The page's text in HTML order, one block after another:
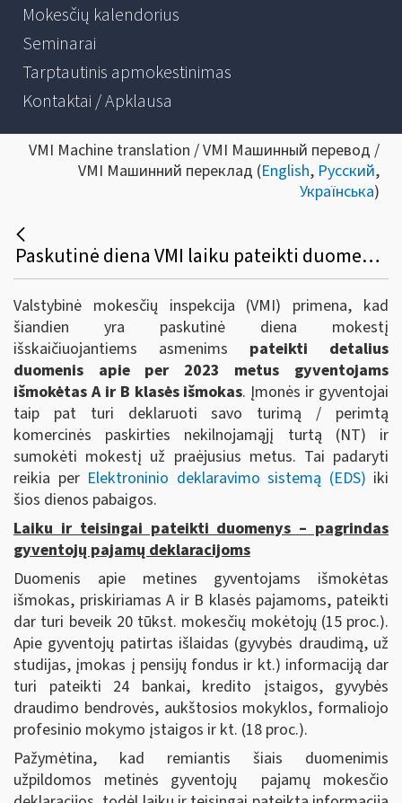
Mokesčių kalendorius
Seminarai
Tarptautinis apmokestinimas
Kontaktai / Apklausa
VMI Machine translation / VMI Машинный перевод /
VMI Машинний переклад (English, Русский,
Українська)
Paskutinė diena VMI laiku pateikti duomenis apie gyventojams išmokėtas išmokas bei sumokėti nekilnojamojo turto mokestį
Valstybinė mokesčių inspekcija (VMI) primena, kad
šiandien yra paskutinė diena mokestį
išskaičiuojantiems asmenims pateikti detalius
duomenis apie per 2023 metus gyventojams
išmokėtas A ir B klasės išmokas. Įmonės ir gyventojai
taip pat turi deklaruoti savo turimą / perimtą
komercinės paskirties nekilnojamąjį turtą (NT) ir
sumokėti mokestį už praėjusius metus. Tai padaryti
reikia per Elektroninio deklaravimo sistemą (EDS) iki
šios dienos pabaigos.
Laiku ir teisingai pateikti duomenys – pagrindas
gyventojų pajamų deklaracijoms
Duomenis apie metines gyventojams išmokėtas
išmokas, priskiriamas A ir B klasės pajamoms, pateikti
dar turi beveik 20 tūkst. mokesčių mokėtojų (15 proc.).
Apie gyventojų patirtas išlaidas (gyvybės draudimą, už
studijas, įmokas į pensijų fondus ir kt.) informaciją dar
turi pateikti 24 bankai, kredito įstaigos, gyvybės
draudimo bendrovės, aukštosios mokyklos, formaliojo
profesinio mokymo įstaigos ir kt. (18 proc.).
Pažymėtina, kad remiantis šiais duomenimis
užpildomos metinės gyventojų pajamų mokesčio